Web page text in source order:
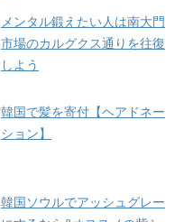
メンタル鍛えたい人は南大門
市場のカルグクス通りを往復
しよう
韓国で髪を寄付【ヘアドネー
ション】
韓国ソウルでアッシュグレー